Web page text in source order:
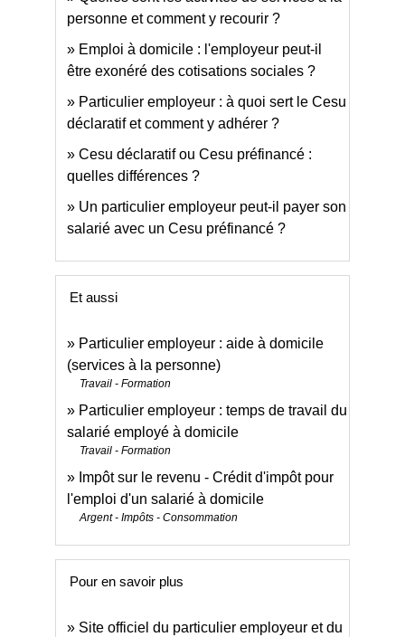
personne et comment y recourir ?
Emploi à domicile : l'employeur peut-il
être exonéré des cotisations sociales ?
Particulier employeur : à quoi sert le Cesu
déclaratif et comment y adhérer ?
Cesu déclaratif ou Cesu préfinancé :
quelles différences ?
Un particulier employeur peut-il payer son
salarié avec un Cesu préfinancé ?
Et aussi
Particulier employeur : aide à domicile
(services à la personne)
Travail - Formation
Particulier employeur : temps de travail du
salarié employé à domicile
Travail - Formation
Impôt sur le revenu - Crédit d'impôt pour
l'emploi d'un salarié à domicile
Argent - Impôts - Consommation
Pour en savoir plus
Site officiel du particulier employeur et du